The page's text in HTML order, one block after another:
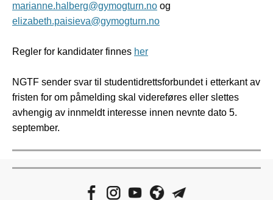
marianne.halberg@gymogturn.no og
elizabeth.paisieva@gymogturn.no
Regler for kandidater finnes her
NGTF sender svar til studentidrettsforbundet i etterkant av
fristen for om påmelding skal videreføres eller slettes
avhengig av innmeldt interesse innen nevnte dato 5.
september.